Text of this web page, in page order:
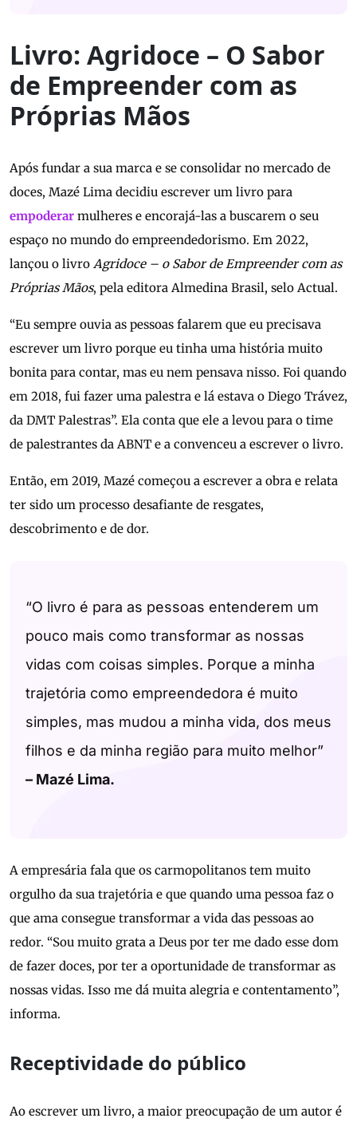
Livro: Agridoce – O Sabor
de Empreender com as
Próprias Mãos
Após fundar a sua marca e se consolidar no mercado de
doces, Mazé Lima decidiu escrever um livro para
empoderar mulheres e encorajá-las a buscarem o seu
espaço no mundo do empreendedorismo. Em 2022,
lançou o livro Agridoce – o Sabor de Empreender com as
Próprias Mãos, pela editora Almedina Brasil, selo Actual.
“Eu sempre ouvia as pessoas falarem que eu precisava
escrever um livro porque eu tinha uma história muito
bonita para contar, mas eu nem pensava nisso. Foi quando
em 2018, fui fazer uma palestra e lá estava o Diego Trávez,
da DMT Palestras”. Ela conta que ele a levou para o time
de palestrantes da ABNT e a convenceu a escrever o livro.
Então, em 2019, Mazé começou a escrever a obra e relata
ter sido um processo desafiante de resgates,
descobrimento e de dor.
“O livro é para as pessoas entenderem um
pouco mais como transformar as nossas
vidas com coisas simples. Porque a minha
trajetória como empreendedora é muito
simples, mas mudou a minha vida, dos meus
filhos e da minha região para muito melhor”
– Mazé Lima.
A empresária fala que os carmopolitanos tem muito
orgulho da sua trajetória e que quando uma pessoa faz o
que ama consegue transformar a vida das pessoas ao
redor. “Sou muito grata a Deus por ter me dado esse dom
de fazer doces, por ter a oportunidade de transformar as
nossas vidas. Isso me dá muita alegria e contentamento”,
informa.
Receptividade do público
Ao escrever um livro, a maior preocupação de um autor é